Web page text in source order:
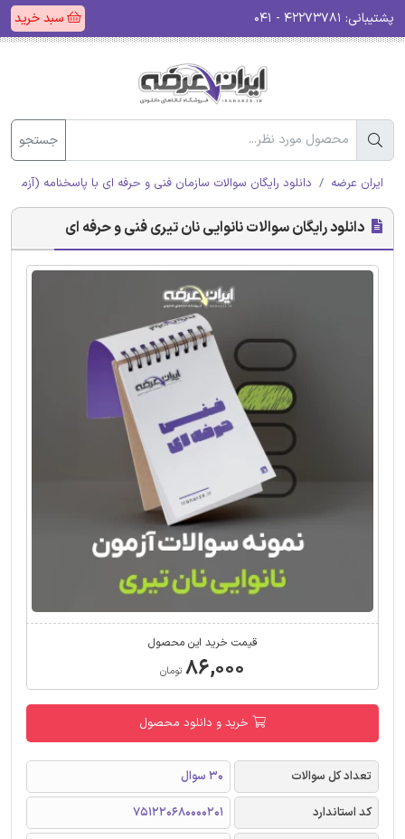
پشتیبانی: سبد خرید
جستجو
ایران عرضه دانلود رایگان سوالات سازمان فنی و حرفه ای با پاسخنامه (آزمون
دانلود رایگان سوالات نانوایی نان تیری فنی و حرفه ای
قیمت خرید این محصول
۸۶,۰۰۰ تومان
خرید و دانلود محصول
تعداد کل سوالات
30 سوال
کد استاندارد
751220680000201